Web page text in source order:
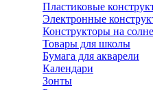
Пластиковые
Электронные
Конструкторы на
Товары для школы
Бумага для акварели
Календари
Зонты